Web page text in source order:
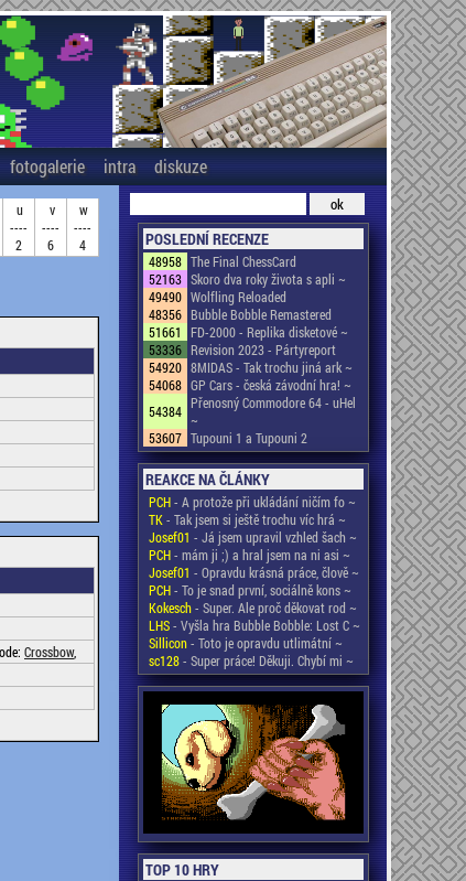
fotogalerie intra diskuze
u
----
2
v
----
6
w
----
4
Crossbow,
POSLEDNÍ RECENZE
48958 The Final ChessCard
52163 Skoro dva roky života s apli ~
49490 Wolfling Reloaded
48356 Bubble Bobble Remastered
51661
FD-2000 - Replika disketové ~
53336 Revision 2023 - Pártyreport
54920 8MIDAS - Tak trochu jiná ark ~
54068 GP Cars - česká závodní hra! ~
54384 Přenosný Commodore 64 - uHel
~
53607 Tupouni 1 a Tupouni 2
REAKCE NA ČLÁNKY
PCH- A protože při ukládání ničím fo ~
TK- Tak jsem si ještě trochu víc hrá ~
Josef01 - Já jsem upravil vzhled šach ~
PCH- mám ji ;) a hral jsem na ni asi ~
Josef01 - Opravdu krásná práce, člově ~
PCH- To je snad první, sociálně kons ~
Kokesch- Super. Ale proč děkovat rod ~
LHS- Vyšla hra Bubble Bobble: Lost C ~
Sillicon- Toto je opravdu utlimátní ~
sc128- Super práce! Děkuji. Chybí mi ~
TOP 10 HRY